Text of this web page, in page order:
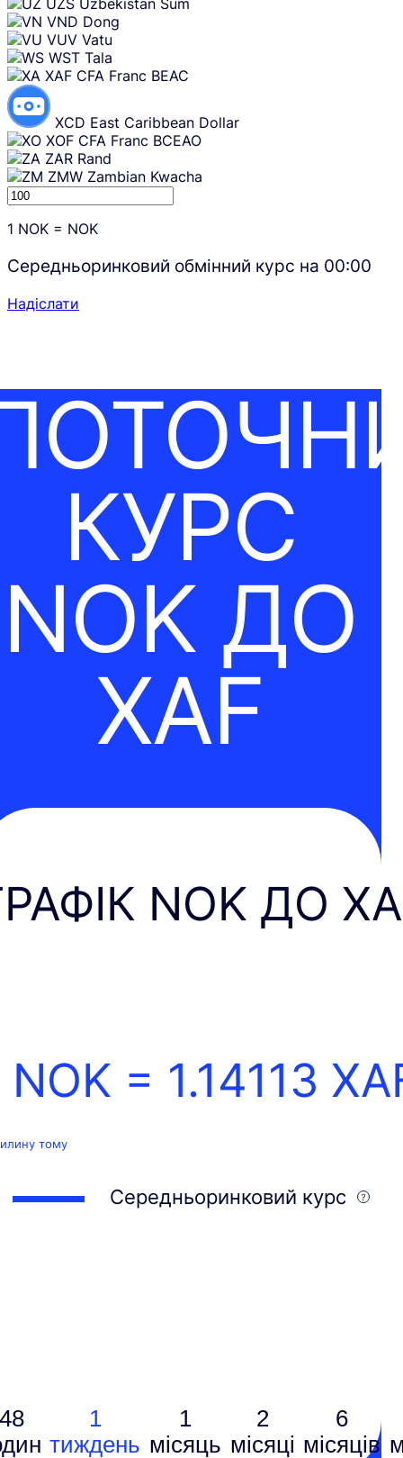
UZS Uzbekistan Sum
VND Dong
VUV Vatu
WST Tala
XAF CFA Franc BEAC
XCD East Caribbean Dollar
XOF CFA Franc BCEAO
ZAR Rand
ZMW Zambian Kwacha
1 NOK = NOK
Середньоринковий обмінний курс на 00:00
Надіслати
КУРС
NOK ДО
XAF
NOK ДО
NOK = 1.14113
тому
Середньоринковий курс
48
1
тиждень
1
місяць
2
місяці
6
місяців